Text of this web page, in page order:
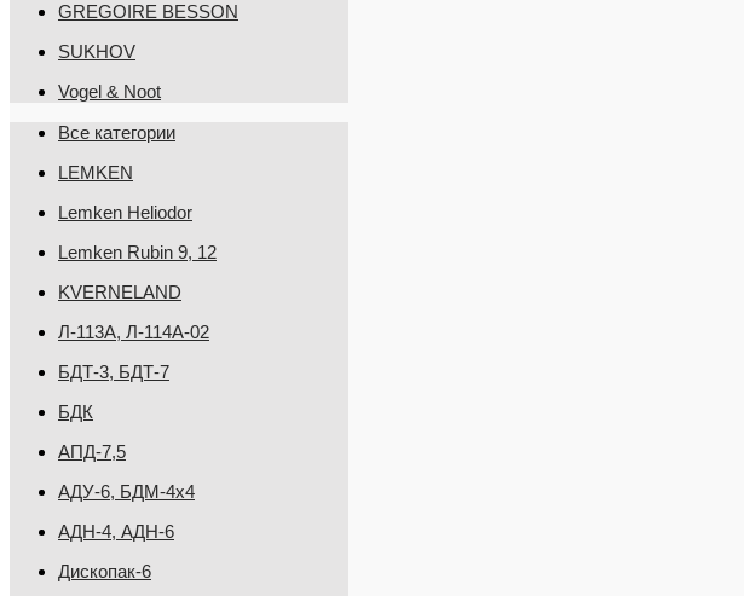
GREGOIRE BESSON
SUKHOV
Vogel & Noot
Все категории
LEMKEN
Lemken Heliodor
Lemken Rubin 9, 12
KVERNELAND
Л-113А, Л-114А-02
БДТ-3, БДТ-7
БДК
АПД-7,5
АДУ-6, БДМ-4х4
АДН-4, АДН-6
Дископак-6